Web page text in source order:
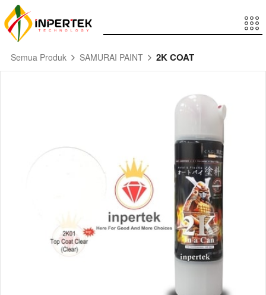
Semua Produk SAMURAI PAINT 2K COAT